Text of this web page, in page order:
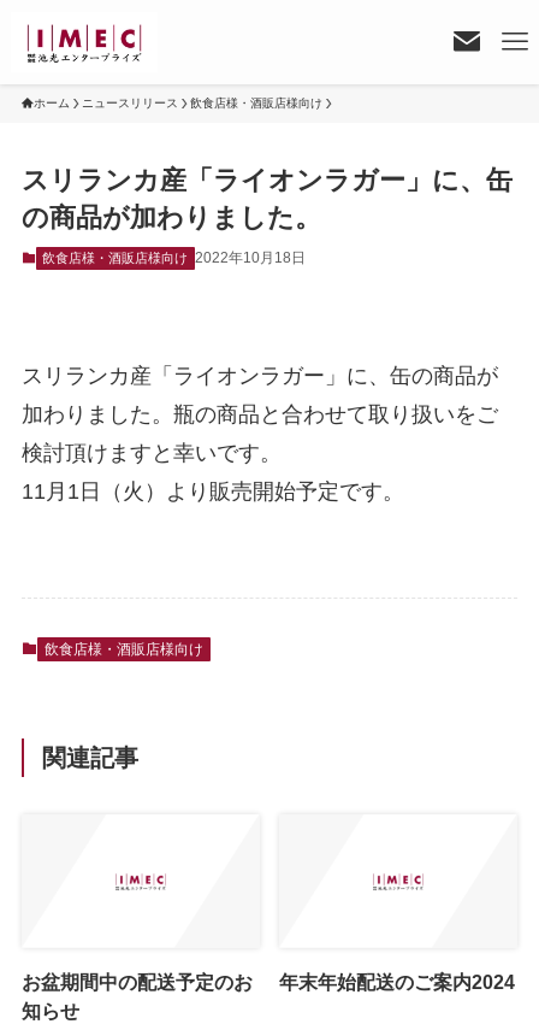
ホーム ニュースリリース 飲食店様・酒販店様向け
スリランカ産「ライオンラガー」に、缶
の商品が加わりました。
飲食店様・酒販店様向け 2022年10月18日
スリランカ産「ライオンラガー」に、缶の商品が
加わりました。瓶の商品と合わせて取り扱いをご
検討頂けますと幸いです。
11月1日（火）より販売開始予定です。
飲食店様・酒販店様向け
関連記事
お盆期間中の配送予定のお
知らせ
年末年始配送のご案内2024